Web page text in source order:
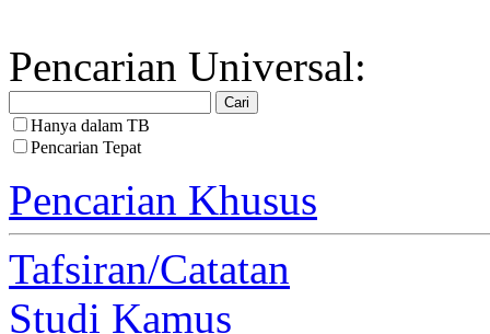
Pencarian Universal:
Hanya dalam TB
Pencarian Tepat
Pencarian Khusus
Tafsiran/Catatan
Studi Kamus